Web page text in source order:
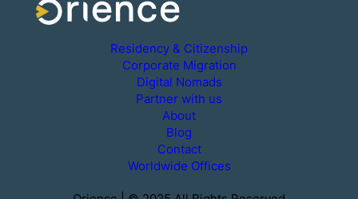
Residency & Citizenship
Corporate Migration
Digital Nomads
Partner with us
About
Blog
Contact
Worldwide Offices